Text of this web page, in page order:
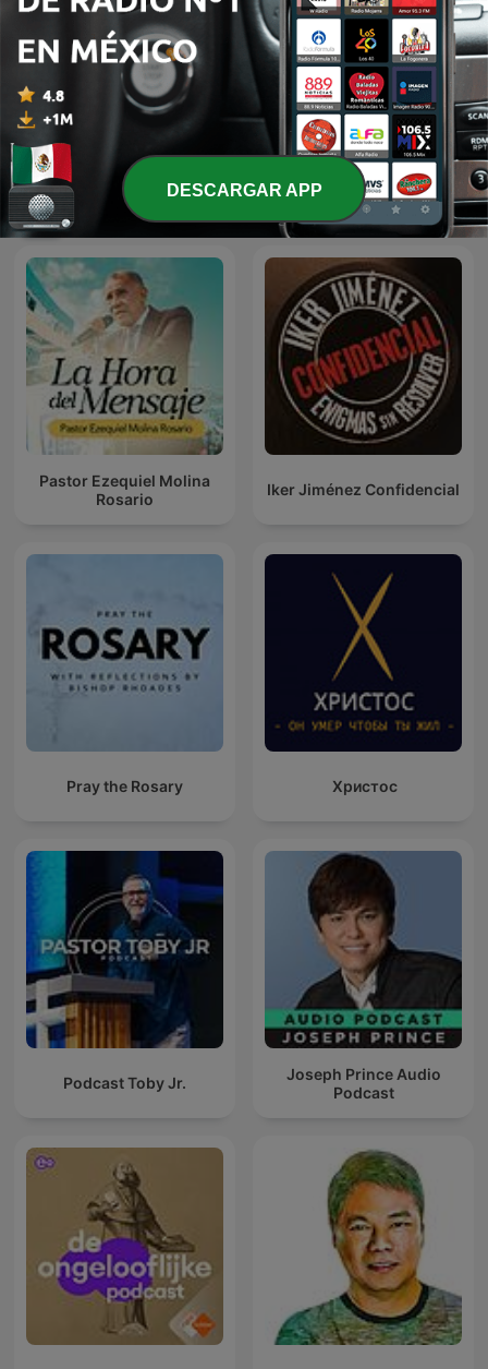
Santo Rosario LA DOSIS DIARIA ROKA
Más podcasts internacionales de Religión
y espiritualidad
Pastor Ezequiel Molina
Rosario
Iker Jiménez Confidencial
Pray the Rosary Христос
Podcast Toby Jr.
Joseph Prince Audio
Podcast
DESCARGAR APP